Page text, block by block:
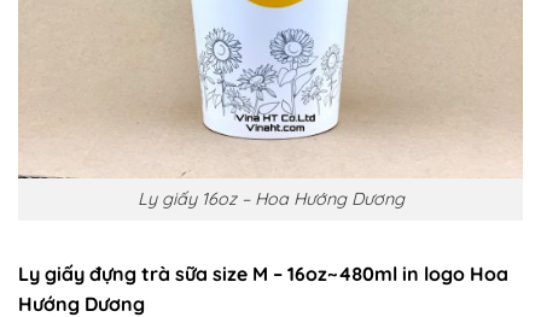
Ly giấy 16oz – Hoa Hướng Dương
Ly giấy đựng trà sữa size M – 16oz~480ml in logo Hoa
Hướng Dương